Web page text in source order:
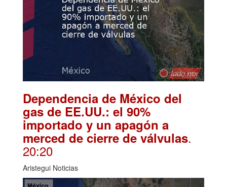
Dependencia de México del
gas de EE.UU.: el 90%
importado y un apagón a
merced de cierre de válvulas.
20:20
Aristegui Noticias